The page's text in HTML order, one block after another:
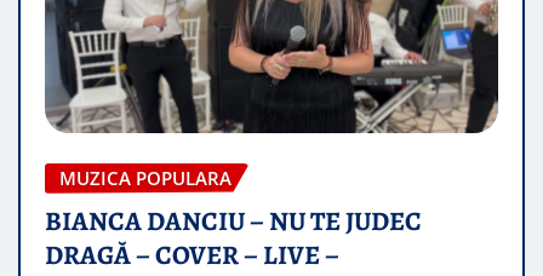
MUZICA POPULARA
BIANCA DANCIU – NU TE JUDEC
DRAGĂ – COVER – LIVE –